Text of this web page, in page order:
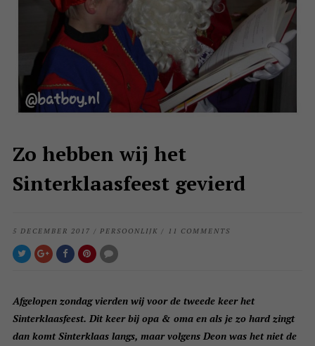
Zo hebben wij het
Sinterklaasfeest gevierd
5 DECEMBER 2017 / PERSOONLIJK / 11 COMMENTS
Afgelopen zondag vierden wij voor de tweede keer het
Sinterklaasfeest. Dit keer bij opa & oma en als je zo hard zingt
dan komt Sinterklaas langs, maar volgens Deon was het niet de